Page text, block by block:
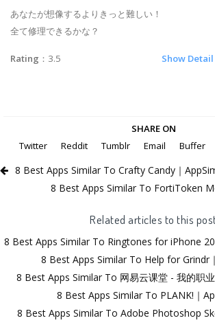
あなたが想像するよりきっと難しい！
全て修理できるかな？
Rating ：3.5 Show Detail
SHARE ON
Twitter
Reddit Tumblr Email Buffer
8 Best Apps Similar To Crafty Candy｜
8 Best Apps Similar To FortiToken
Related articles to this
8 Best Apps Similar To Ringtones for iPhone
8 Best Apps Similar To Help for Grindr
8 Best Apps Similar To 网易云课堂 - 我的职
8 Best Apps Similar To PLANK!｜
8 Best Apps Similar To Adobe Photoshop